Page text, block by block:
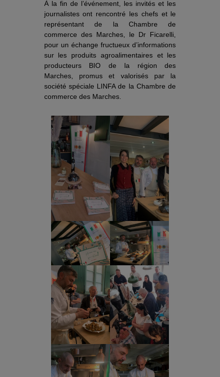
À la fin de l’événement, les invités et les
journalistes ont rencontré les chefs et le
représentant de la Chambre de
commerce des Marches, le Dr Ficarelli,
pour un échange fructueux d’informations
sur les produits agroalimentaires et les
producteurs BIO de la région des
Marches, promus et valorisés par la
société spéciale LINFA de la Chambre de
commerce des Marches.